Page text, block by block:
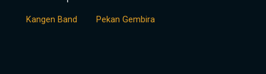
Kangen Band Pekan Gembira